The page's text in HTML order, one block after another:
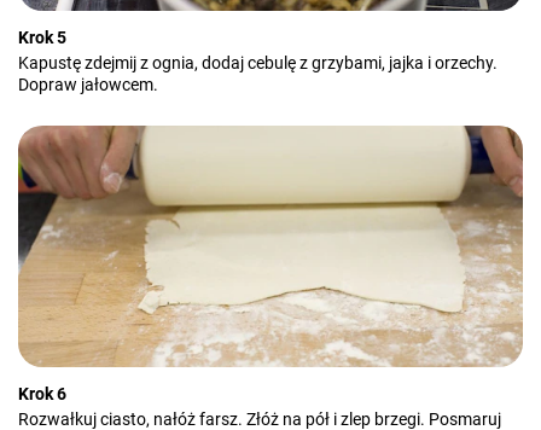
Krok 5
Kapustę zdejmij z ognia, dodaj cebulę z grzybami, jajka i orzechy.
Dopraw jałowcem.
Krok 6
Rozwałkuj ciasto, nałóż farsz. Złóż na pół i zlep brzegi. Posmaruj